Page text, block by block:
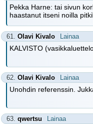
Pekka Harne: tai sivun
haastanut itseni noilla
61. Olavi Kivalo Lainaa
KALVISTO
62. Olavi Kivalo Lainaa
Unohdin referenssin.
63. qwertsu Lainaa